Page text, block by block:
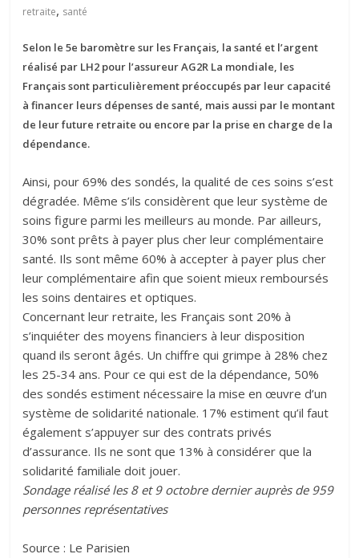
retraite, santé
Selon le 5e baromètre sur les Français, la santé et l’argent
réalisé par LH2 pour l’assureur AG2R La mondiale, les
Français sont particulièrement préoccupés par leur capacité
à financer leurs dépenses de santé, mais aussi par le montant
de leur future retraite ou encore par la prise en charge de la
dépendance.
Ainsi, pour 69% des sondés, la qualité de ces soins s’est
dégradée. Même s’ils considèrent que leur système de
soins figure parmi les meilleurs au monde. Par ailleurs,
30% sont prêts à payer plus cher leur complémentaire
santé. Ils sont même 60% à accepter à payer plus cher
leur complémentaire afin que soient mieux remboursés
les soins dentaires et optiques.
Concernant leur retraite, les Français sont 20% à
s’inquiéter des moyens financiers à leur disposition
quand ils seront âgés. Un chiffre qui grimpe à 28% chez
les 25-34 ans. Pour ce qui est de la dépendance, 50%
des sondés estiment nécessaire la mise en œuvre d’un
système de solidarité nationale. 17% estiment qu’il faut
également s’appuyer sur des contrats privés
d’assurance. Ils ne sont que 13% à considérer que la
solidarité familiale doit jouer.
Sondage réalisé les 8 et 9 octobre dernier auprès de 959
personnes représentatives
Source : Le Parisien